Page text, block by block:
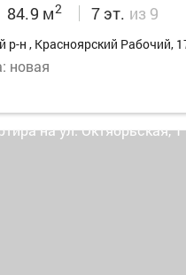
84.9 м2 7 эт. из 9
р-н , Красноярский Рабочий,
новая